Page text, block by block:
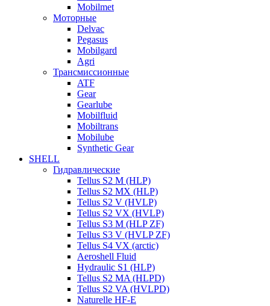
Mobilmet
Моторные
Delvac
Pegasus
Mobilgard
Agri
Трансмиссионные
ATF
Gear
Gearlube
Mobilfluid
Mobiltrans
Mobilube
Synthetic Gear
SHELL
Гидравлические
Tellus S2 M (HLP)
Tellus S2 MХ (HLP)
Tellus S2 V (HVLP)
Tellus S2 VX (HVLP)
Tellus S3 M (HLP ZF)
Tellus S3 V (HVLP ZF)
Tellus S4 VX (arctic)
Aeroshell Fluid
Hydraulic S1 (HLP)
Tellus S2 MA (HLPD)
Tellus S2 VA (HVLPD)
Naturelle HF-E